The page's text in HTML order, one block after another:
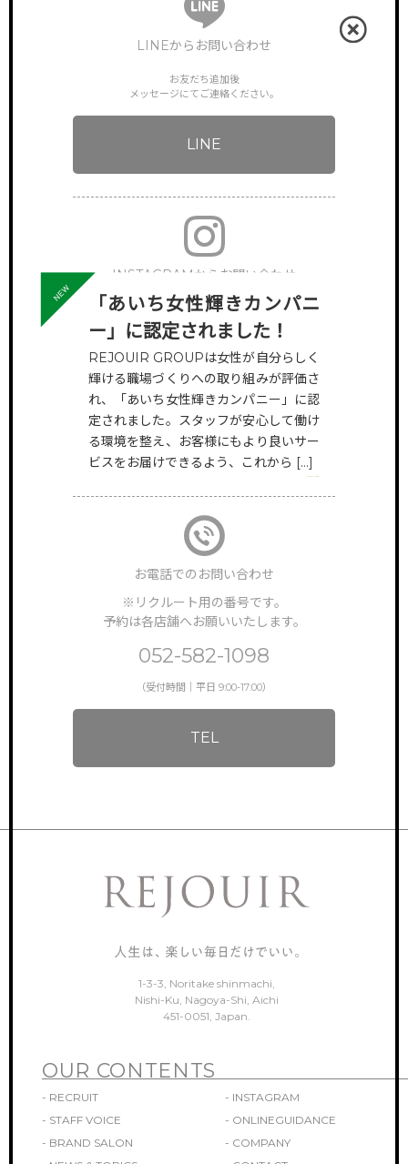
サイトトップ
RECRUIT リクルート
FEATURE 特徴・働き方
スタッフの声
BRAND SALON サロン一覧
NEWS & TOPICS 新着情報
INSTAGRAM 公式インスタグラム
「あいち女性輝きカンパニ
ー」に認定されました！
REJOUIR GROUPは女性が自分らしく
輝ける職場づくりへの取り組みが評価さ
れ、「あいち女性輝きカンパニー」に認
定されました。スタッフが安心して働け
る環境を整え、お客様にもより良いサー
ビスをお届けできるよう、これから […]
VIEW MORE
LINEからお問い合わせ
お友だち追加後
メッセージにてご連絡ください。
LINE
INSTAGRAMからお問い合わせ
下記アカウントへDMでご連絡ください。
HAIR
@rejouir.group
EYE&NAIL
@rejouir___beauty.official
お電話でのお問い合わせ
※リクルート用の番号です。
予約は各店舗へお願いいたします。
052-582-1098
（受付時間｜平日 9:00-17:00）
TEL
1-3-3, Noritake shinmachi,
Nishi-Ku, Nagoya-Shi, Aichi
451-0051, Japan.
OUR CONTENTS
- RECRUIT
- INSTAGRAM
- STAFF VOICE
- ONLINEGUIDANCE
- BRAND SALON
- COMPANY